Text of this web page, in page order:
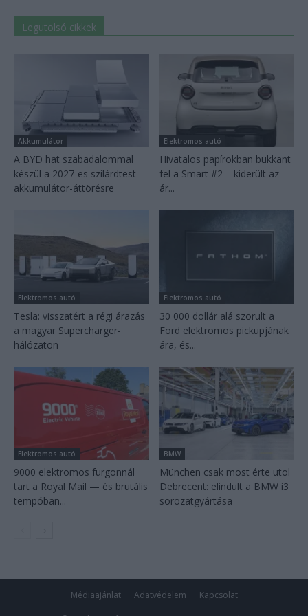
Legutolsó cikkek
Akkumulátor
A BYD hat szabadalommal
készül a 2027-es szilárdtest-
akkumulátor-áttörésre
Elektromos autó
Hivatalos papírokban bukkant
fel a Smart #2 – kiderült az
ár...
Elektromos autó
Tesla: visszatért a régi árazás
a magyar Supercharger-
hálózaton
Elektromos autó
30 000 dollár alá szorult a
Ford elektromos pickupjának
ára, és...
Elektromos autó
9000 elektromos furgonnál
tart a Royal Mail — és brutális
tempóban...
BMW
München csak most érte utol
Debrecent: elindult a BMW i3
sorozatgyártása
Médiaajánlat Adatvédelem Kapcsolat